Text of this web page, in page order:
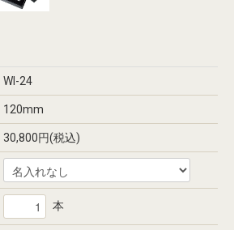
WI-24
120mm
30,800円(税込)
本